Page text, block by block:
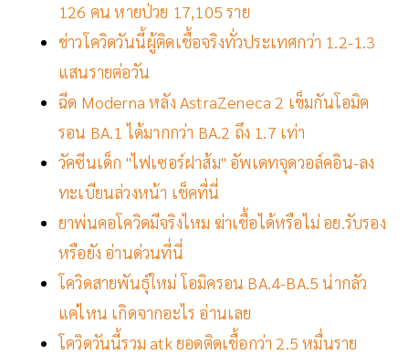
126 คน หายป่วย 17,105 ราย
ข่าวโควิดวันนี้ผู้ติดเชื้อจริงทั่วประเทศกว่า 1.2-1.3
แสนรายต่อวัน
ฉีด Moderna หลัง AstraZeneca 2 เข็มกันโอมิค
รอน BA.1 ได้มากกว่า BA.2 ถึง 1.7 เท่า
วัคซีนเด็ก "ไฟเซอร์ฝาส้ม" อัพเดทจุดวอล์คอิน-ลง
ทะเบียนล่วงหน้า เช็คที่นี่
ยาพ่นคอโควิดมีจริงไหม ฆ่าเชื้อได้หรือไม่ อย.รับรอง
หรือยัง อ่านด่วนที่นี่
โควิดสายพันธุ์ใหม่ โอมิครอน BA.4-BA.5 น่ากลัว
แค่ไหน เกิดจากอะไร อ่านเลย
โควิดวันนี้รวม atk ยอดติดเชื้อกว่า 2.5 หมื่นราย